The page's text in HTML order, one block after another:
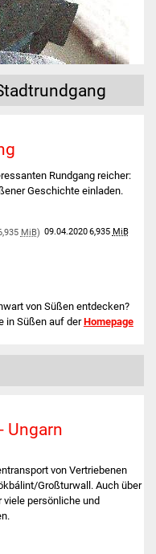
Rundgang reicher:
Geschichte einladen.
MiB) 09.04.20206,935 MiB
von Süßen entdecken?
in Süßen auf derHomepage
Ungarn
von Vertriebenen
Großturwall. Auch über
viele persönliche und